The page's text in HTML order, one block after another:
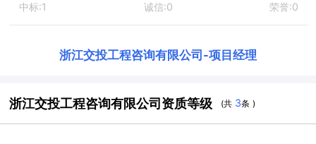
中标:1 诚信:0 荣誉:0
浙江交投工程咨询有限公司 -项目经理
浙江交投工程咨询有限公司资质等级 (共 3条 )